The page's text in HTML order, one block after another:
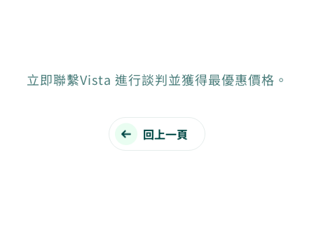
立即聯繫Vista 進行談判並獲得最優惠價格。
回上一頁